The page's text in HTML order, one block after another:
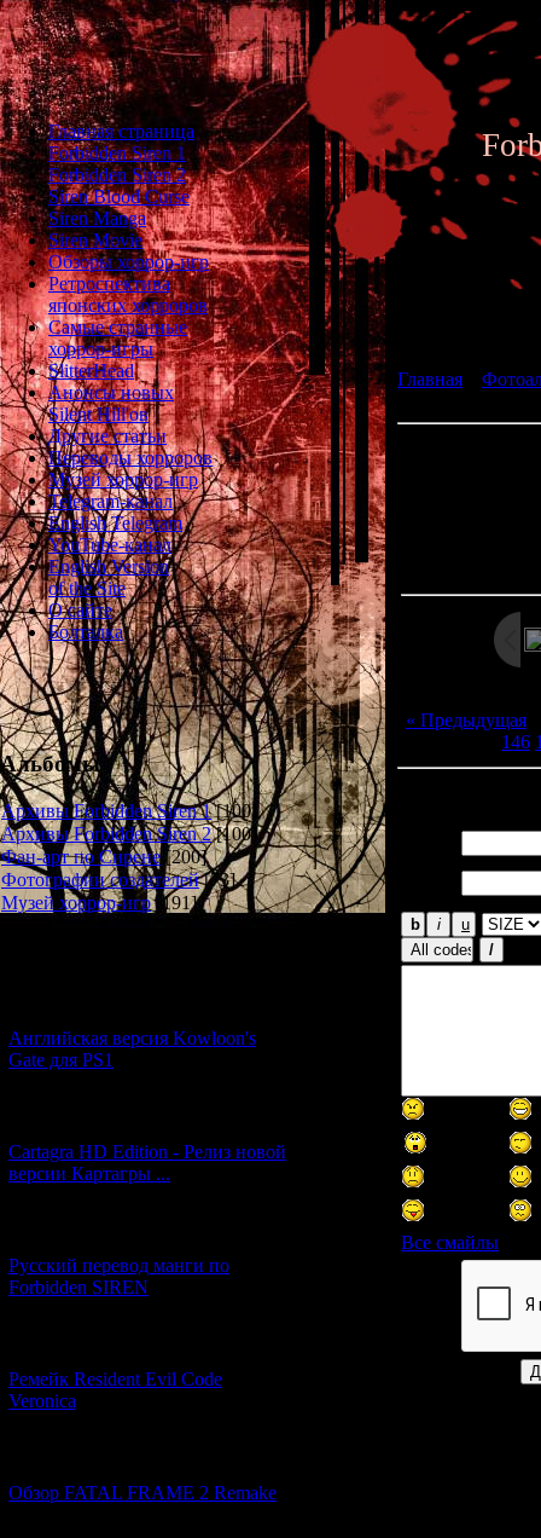
Главная страница
Forbidden Siren 1
Forbidden Siren 2
Siren Blood Curse
Siren Manga
Siren Movie
Обзоры хоррор-игр
Ретроспектива
японских хорроров
Самые странные
хоррор-игры
SlitterHead
Анонсы новых
Silent Hill'ов
Другие статьи
Переводы хорроров
Музей хоррор-игр
Telegram-канал
English Telegram
YouTube-канал
English Version
of the Site
О сайте
Болталка
Альбомы
Архивы Forbidden Siren 1 [100]
Архивы Forbidden Siren 2 [100]
Фан-арт по Сирене [200]
Фотографии создателей [73]
Музей хоррор-игр
[191]
Английская версия Kowloon's
Gate для PS1
Cartagra HD Edition - Релиз новой
версии Картагры ...
Русский перевод манги по
Forbidden SIREN
Ремейк Resident Evil Code
Veronica
Обзор FATAL FRAME 2 Remake
Главная
« Предыдущая
146
Все смайлы